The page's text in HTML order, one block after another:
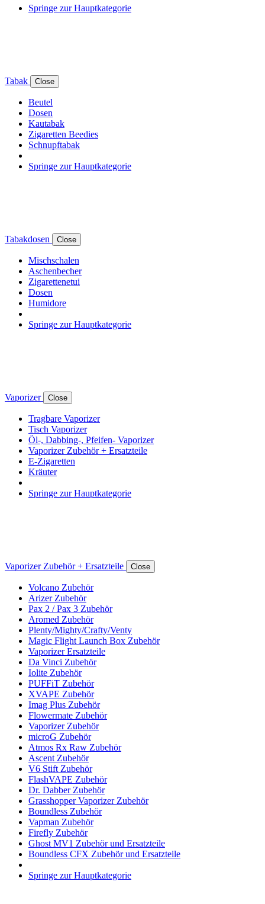
Springe zur Hauptkategorie
Tabak Close
Beutel
Dosen
Kautabak
Zigaretten Beedies
Schnupftabak
Springe zur Hauptkategorie
Tabakdosen Close
Mischschalen
Aschenbecher
Zigarettenetui
Dosen
Humidore
Springe zur Hauptkategorie
Vaporizer Close
Tragbare Vaporizer
Tisch Vaporizer
Öl-, Dabbing-, Pfeifen- Vaporizer
Vaporizer Zubehör + Ersatzteile
E-Zigaretten
Kräuter
Springe zur Hauptkategorie
Vaporizer Zubehör + Ersatzteile Close
Volcano Zubehör
Arizer Zubehör
Pax 2 / Pax 3 Zubehör
Aromed Zubehör
Plenty/Mighty/Crafty/Venty
Magic Flight Launch Box Zubehör
Vaporizer Ersatzteile
Da Vinci Zubehör
Iolite Zubehör
PUFFiT Zubehör
XVAPE Zubehör
Imag Plus Zubehör
Flowermate Zubehör
Vaporizer Zubehör
microG Zubehör
Atmos Rx Raw Zubehör
Ascent Zubehör
V6 Stift Zubehör
FlashVAPE Zubehör
Dr. Dabber Zubehör
Grasshopper Vaporizer Zubehör
Boundless Zubehör
Vapman Zubehör
Firefly Zubehör
Ghost MV1 Zubehör und Ersatzteile
Boundless CFX Zubehör und Ersatzteile
Springe zur Hauptkategorie